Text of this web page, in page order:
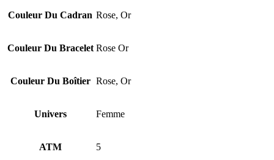
Couleur Du Cadran Rose, Or
Couleur Du Bracelet Rose Or
Couleur Du Boîtier Rose, Or
Univers Femme
ATM 5